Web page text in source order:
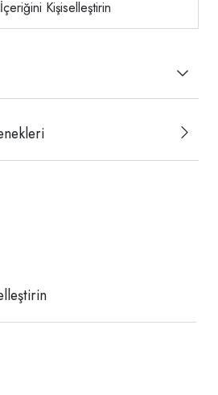
Kişiselleştirin